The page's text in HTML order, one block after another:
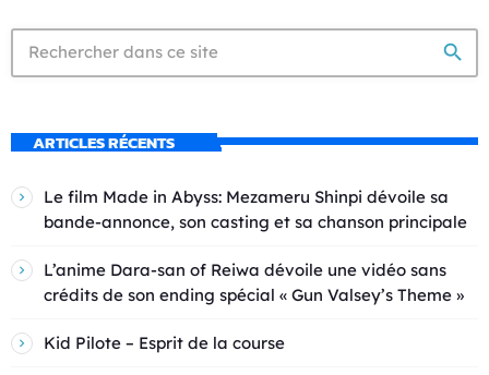
search
ARTICLES RÉCENTS
Le film Made in Abyss: Mezameru Shinpi dévoile sa
bande-annonce, son casting et sa chanson principale
L’anime Dara-san of Reiwa dévoile une vidéo sans
crédits de son ending spécial « Gun Valsey’s Theme »
Kid Pilote – Esprit de la course